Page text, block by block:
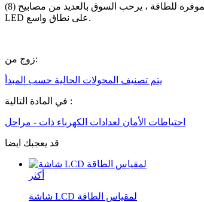
(8) المصابيح والإضاءة: كمدافع عن المصابيح الموفرة للطاقة ، يرحب السوق بالعديد من مصابيح LED الموفرة للطاقة الملونة ، كما بدأ تطبيق مركبات ثنائي الفينيل متعدد الكلور القائمة على الألومنيوم لمصابيح
LED على نطاق واسع.
زوج من:
يتم تصنيف المحولات الحالية حسب المبدأ
في المادة التالية :
احتياطات الأمان لعدادات الكهرباء ذات - مراحل
قد يعجبك ايضا
أكثر
شاشة LCD لمقياس الطاقة